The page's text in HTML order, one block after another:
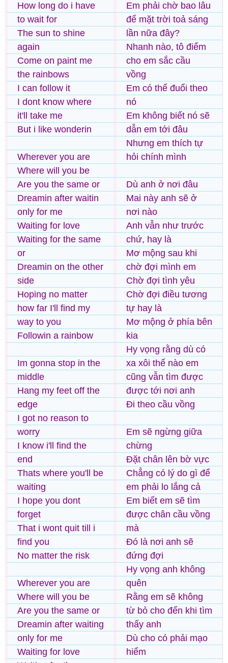
How long do i have
to wait for
The sun to shine
again
Come on paint me
the rainbows
I can follow it
I dont know where
it'll take me
But i like wonderin
Wherever you are
Where will you be
Are you the same or
Dreamin after waitin
only for me
Waiting for love
Waiting for the same
or
Dreamin on the other
side
Hoping no matter
how far I'll find my
way to you
Followin a rainbow
Im gonna stop in the
middle
Hang my feet off the
edge
I got no reason to
worry
I know i'll find the
end
Thats where you'll be
waiting
I hope you dont
forget
That i wont quit till i
find you
No matter the risk
Wherever you are
Where will you be
Are you the same or
Dreamin after waiting
only for me
Waiting for love
Em phải chờ bao lâu
để mặt trời toả sáng
lần nữa đây?
Nhanh nào, tô điểm
cho em sắc cầu
vồng
Em có thể đuổi theo
nó
Em không biết nó sẽ
dẫn em tới đâu
Nhưng em thích tự
hỏi chính mình
Dù anh ở nơi đâu
Mai này anh sẽ ở
nơi nào
Anh vẫn như trước
chứ, hay là
Mơ mộng sau khi
chờ đợi mình em
Chờ đợi tình yêu
Chờ đợi điều tương
tự hay là
Mơ mộng ở phía bên
kia
Hy vọng rằng dù có
xa xôi thế nào em
cũng vẫn tìm được
được tới nơi anh
Đi theo cầu vồng
Em sẽ ngừng giữa
chừng
Đặt chân lên bờ vực
Chẳng có lý do gì để
em phải lo lắng cả
Em biết em sẽ tìm
được chân cầu vồng
mà
Đó là nơi anh sẽ
đứng đợi
Hy vọng anh không
quên
Rằng em sẽ không
từ bỏ cho đến khi tìm
thấy anh
Dù cho có phải mạo
hiểm